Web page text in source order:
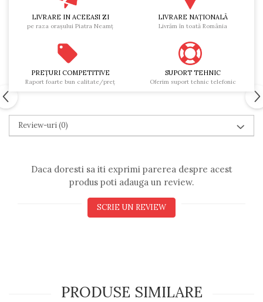
LIVRARE IN ACEEASI ZI
pe raza oraşului Piatra Neamţ
LIVRARE NAŢIONALĂ
Livrăm în toată România
PREŢURI COMPETITIVE
Raport foarte bun calitate/preţ
SUPORT TEHNIC
Oferim suport tehnic telefonic
Review-uri(0)
Daca doresti sa iti exprimi parerea despre acest
produs poti adauga un review.
SCRIE UN REVIEW
PRODUSE SIMILARE